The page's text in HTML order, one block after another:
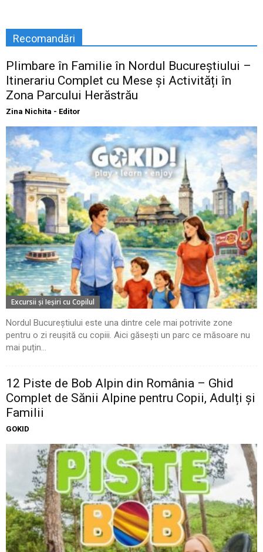
Recomandări
Plimbare în Familie în Nordul Bucureștiului –
Itinerariu Complet cu Mese și Activități în
Zona Parcului Herăstrău
Zina Nichita - Editor
Excursii şi Ieşiri cu Copilul
Nordul Bucureștiului este una dintre cele mai potrivite zone
pentru o zi reușită cu copiii. Aici găsești un parc ce măsoare nu
mai puțin...
12 Piste de Bob Alpin din România – Ghid
Complet de Sănii Alpine pentru Copii, Adulți și
Familii
GOKID